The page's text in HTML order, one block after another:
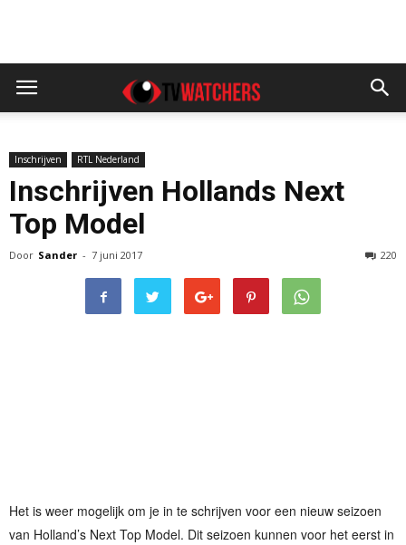
Inschrijven RTL Nederland
Inschrijven Hollands Next
Top Model
Door Sander - 7 juni 2017 220
Het is weer mogelijk om je in te schrijven voor een nieuw seizoen
van Holland’s Next Top Model. Dit seizoen kunnen voor het eerst in